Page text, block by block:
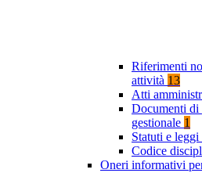
Riferimenti
attività 13
Atti
Documenti di
gestionale 1
Statuti e
Codice
Oneri informativi